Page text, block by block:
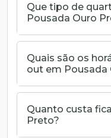
Que tipo de
Pousada Ouro
Quais são os
out em Pousada
Quanto custa
Preto?